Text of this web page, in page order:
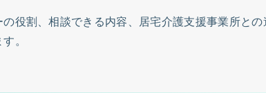
役割、相談できる内容、居宅介護支援事業所と
。
介護認定の相談
病院から在宅生活へつなぐ準備